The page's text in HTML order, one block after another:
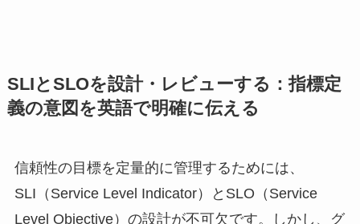
SLIとSLOを設計・レビューする：指標定
義の意図を英語で明確に伝える
信頼性の目標を定量的に管理するためには、
SLI（Service Level Indicator）とSLO（Service
Level Objective）の設計が不可欠です。しかし、グ